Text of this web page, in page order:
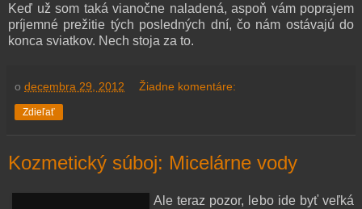
Keď už som taká vianočne naladená, aspoň vám poprajem
príjemné prežitie tých posledných dní, čo nám ostávajú do
konca sviatkov. Nech stoja za to.
o decembra 29, 2012 Žiadne komentáre:
Zdieľať
Kozmetický súboj: Micelárne vody
Ale teraz pozor, lebo ide byť veľká